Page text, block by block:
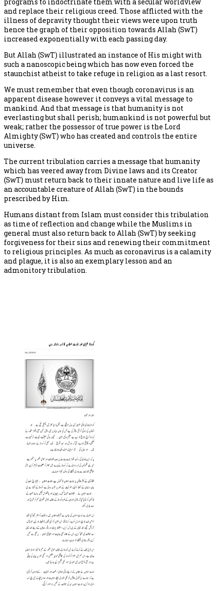
and replace their religious creed. Those afflicted with the
illness of depravity thought their views were upon truth
hence the graph of their opposition towards Allah (SwT)
increased exponentially with each passing day.
But Allah (SwT) illustrated an instance of His might with
such a nanoscopic being which has now even forced the
staunchist atheist to take refuge in religion as a last resort.
We must remember that even though coronavirus is an
apparent disease however it conveys a vital message to
mankind. And that message is that humanity is not
everlasting but shall perish; humankind is not powerful but
weak; rather the possessor of true power is the Lord
Almighty (SwT) who has created and controls the entire
universe.
The current tribulation carries a message that humanity
which has veered away from Divine laws and its Creator
(SwT) must return back to their innate nature and live life as
an accountable creature of Allah (SwT) in the bounds
prescribed by Him.
Humans distant from Islam must consider this tribulation
as time of reflection and change while the Muslims in
general must also return back to Allah (SwT) by seeking
forgiveness for their sins and renewing their commitment
to religious principles. As much as coronavirus is a calamity
and plague, it is also an exemplary lesson and an
admonitory tribulation.